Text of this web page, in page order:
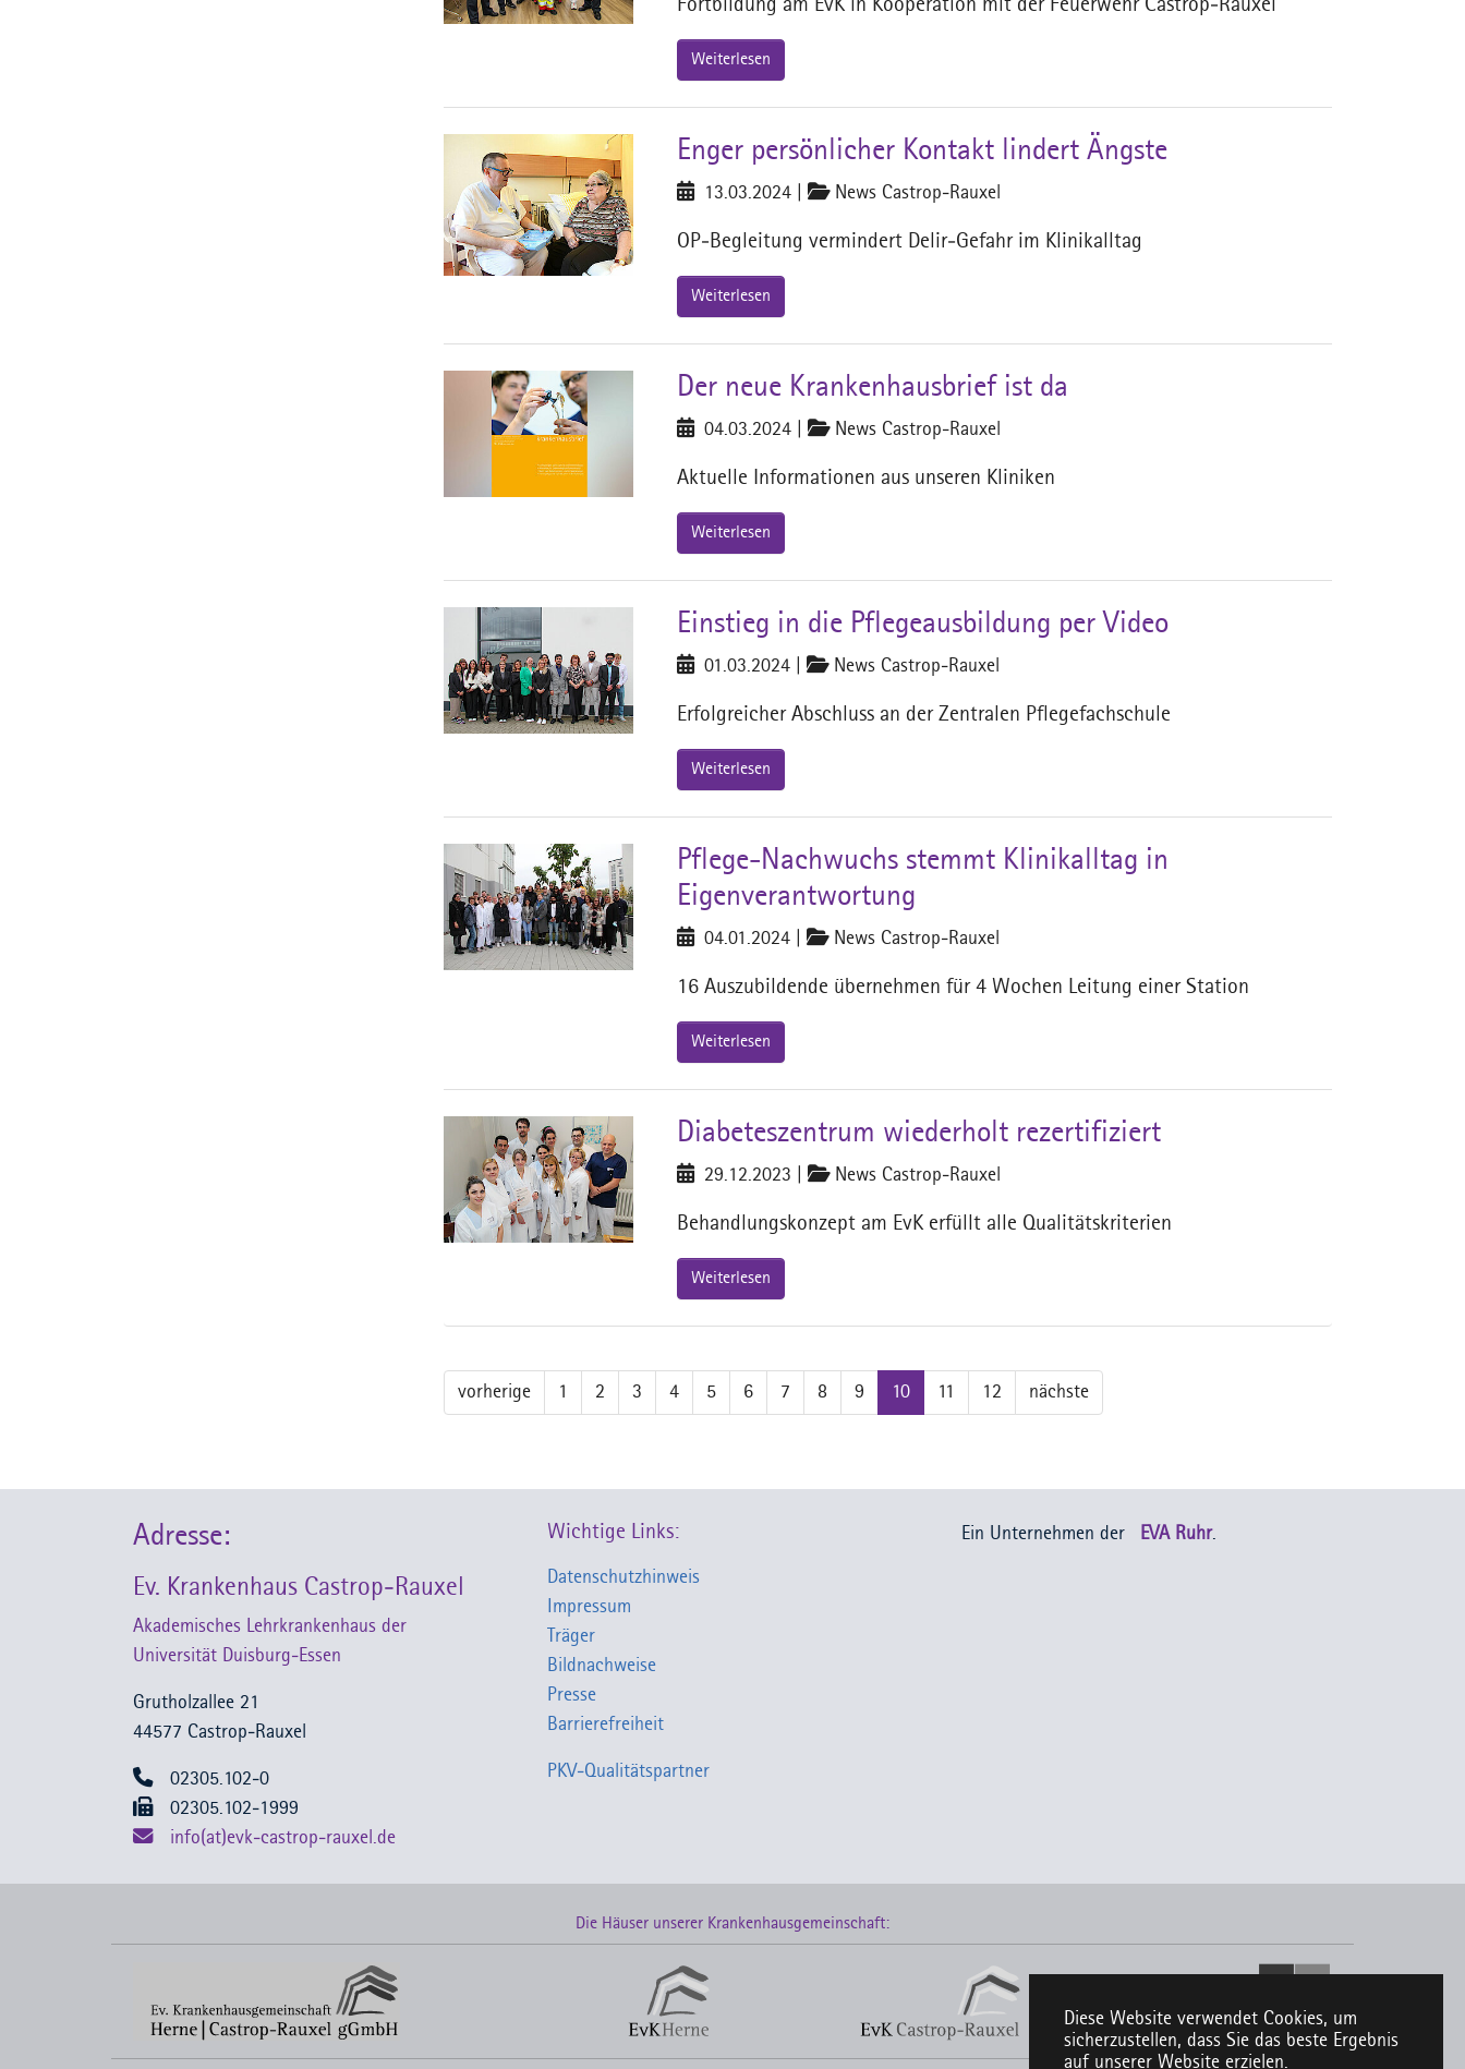
Diese Website verwendet Cookies, um
sicherzustellen, dass Sie das beste Ergebnis
auf unserer Website erzielen.
Fortbildung am EvK in Kooperation mit der Feuerwehr Castrop-Rauxel
Weiterlesen
Enger persönlicher Kontakt lindert Ängste
13.03.2024 News Castrop-Rauxel
OP-Begleitung vermindert Delir-Gefahr im Klinikalltag
Weiterlesen
Der neue Krankenhausbrief ist da
04.03.2024 News Castrop-Rauxel
Aktuelle Informationen aus unseren Kliniken
Weiterlesen
Einstieg in die Pflegeausbildung per Video
01.03.2024 News Castrop-Rauxel
Erfolgreicher Abschluss an der Zentralen Pflegefachschule
Weiterlesen
Pflege-Nachwuchs stemmt Klinikalltag in
Eigenverantwortung
04.01.2024 News Castrop-Rauxel
16 Auszubildende übernehmen für 4 Wochen Leitung einer Station
Weiterlesen
Diabeteszentrum wiederholt rezertifiziert
29.12.2023 News Castrop-Rauxel
Behandlungskonzept am EvK erfüllt alle Qualitätskriterien
Weiterlesen
vorherige 1 2 3 4 5 6 7 8 9 10 11 12 nächste
Adresse:
Ev. Krankenhaus Castrop-Rauxel
Akademisches Lehrkrankenhaus der
Universität Duisburg-Essen
Grutholzallee 21
44577 Castrop-Rauxel
02305.102-0
02305.102-1999
info(at)evk-castrop-rauxel.de
Wichtige Links:
Datenschutzhinweis
Impressum
Träger
Bildnachweise
Presse
Barrierefreiheit
PKV-Qualitätspartner
Ein Unternehmen der EVA Ruhr.
Die Häuser unserer Krankenhausgemeinschaft: